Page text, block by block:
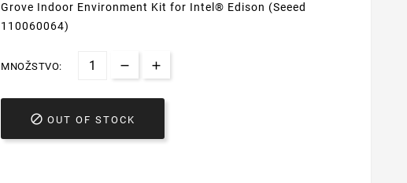
Grove Indoor Environment Kit for Intel® Edison (Seeed
110060064)
MNOŽSTVO:
 OUT OF STOCK